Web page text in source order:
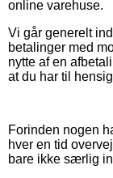
online varehuse.
Vi går generelt
betalinger med
nytte af en
at du har til
Forinden nogen
hver en tid
bare ikke særlig